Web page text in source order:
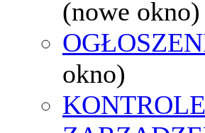
(nowe okno)
okno)
KONTROLE